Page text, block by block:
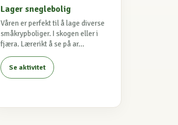
Lager sneglebolig
Våren er perfekt til å lage diverse
småkrypboliger. I skogen eller i
fjæra. Lærerikt å se på ar...
Se aktivitet